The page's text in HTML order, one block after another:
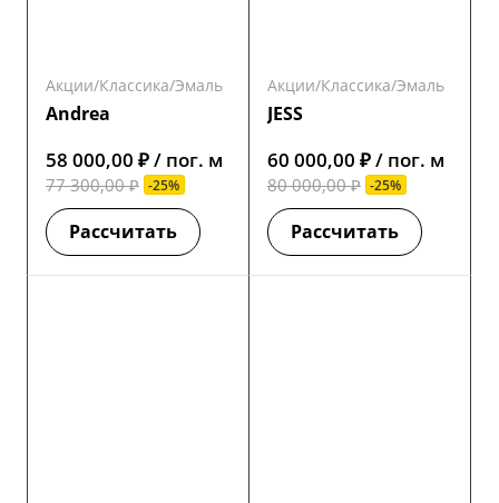
Акции/Классика/Эмаль
Andrea
58 000,00 ₽ / пог. м
77 300,00 ₽ -25%
Рассчитать
Акции/Классика/Эмаль
JESS
60 000,00 ₽ / пог. м
80 000,00 ₽ -25%
Рассчитать